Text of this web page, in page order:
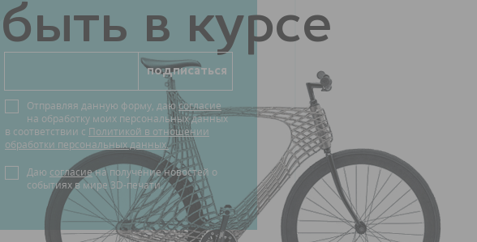
быть в курсе
Отправляя данную форму, даюсогласие
на обработку моих персональных данных
в соответствии с Политикой в отношении
обработки персональных данных.
Даю согласиена получение новостей о
событиях в мире 3D-печати.